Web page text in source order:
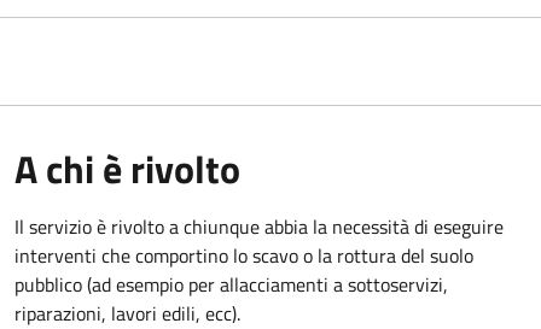
A chi è rivolto
Il servizio è rivolto a chiunque abbia la necessità di eseguire
interventi che comportino lo scavo o la rottura del suolo
pubblico (ad esempio per allacciamenti a sottoservizi,
riparazioni, lavori edili, ecc).